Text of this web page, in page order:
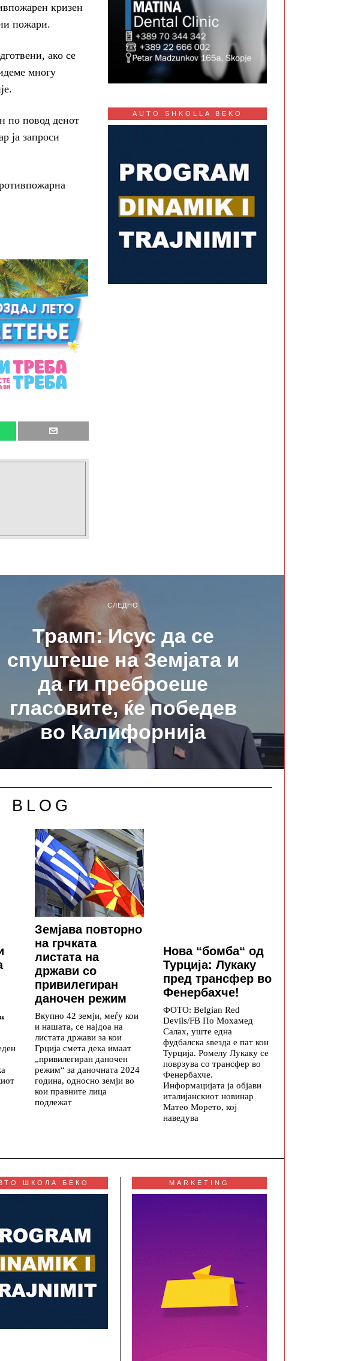
кризен
пожари.
ако се
многу
по повод денот
ја запроси
AUTO SHKOLLA BEKO
СЛЕДНО
Трамп: Исус да се
спуштеше на Земјата и
да ги преброеше
гласовите, ќе победев
во Калифорнија
BLOG
Земјава повторно
на грчката
листата на
држави со
привилегиран
даночен режим
Вкупно 42 земји, меѓу кои
и нашата, се најдоа на
листата држави за кои
Грција смета дека имаат
„привилегиран даночен
режим“ за даночната 2024
година, односно земји во
кои правните лица
подлежат
Нова “бомба“ од
Турција: Лукаку
пред трансфер во
Фенербахче!
ФОТО: Belgian Red
Devils/FB По Мохамед
Салах, уште една
фудбалска ѕвезда е пат кон
Турција. Ромелу Лукаку се
поврзува со трансфер во
Фенербахче.
Информацијата ја објави
италијанскиот новинар
Матео Морето, кој
наведува
ШКОЛА БЕКО MARKETING